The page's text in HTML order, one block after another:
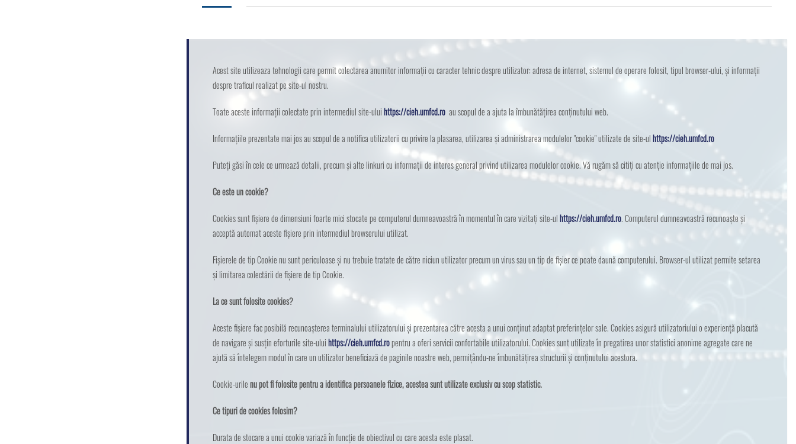
Acest site utilizeaza tehnologii care permit colectarea anumitor informații cu caracter tehnic despre utilizator: adresa de internet, sistemul de operare folosit, tipul browser-ului, și informații
despre traficul realizat pe site-ul nostru.
Toate aceste informații colectate prin intermediul site-uluihttps://cieh.umfcd.ro au scopul de a ajuta la îmbunătățirea conținutului web.
Informațiile prezentate mai jos au scopul de a notifica utilizatorii cu privire la plasarea, utilizarea și administrarea modulelor "cookie" utilizate de site-ulhttps://cieh.umfcd.ro
Puteți găsi în cele ce urmează detalii, precum și alte linkuri cu informații de interes general privind utilizarea modulelor cookie. Vă rugăm să citiți cu atenție informațiile de mai jos.
Ce este un cookie?
Cookies sunt fișiere de dimensiuni foarte mici stocate pe computerul dumneavoastră în momentul în care vizitați site-ulhttps://cieh.umfcd.ro. Computerul dumneavoastră recunoaște și
acceptă automat aceste fișiere prin intermediul browserului utilizat.
Fișierele de tip Cookie nu sunt periculoase și nu trebuie tratate de către niciun utilizator precum un virus sau un tip de fișier ce poate daună computerului. Browser-ul utilizat permite setarea
și limitarea colectării de fișiere de tip Cookie.
La ce sunt folosite cookies?
Aceste fișiere fac posibilă recunoașterea terminalului utilizatorului și prezentarea către acesta a unui conținut adaptat preferințelor sale. Cookies asigură utilizatoriului o experiență placută
de navigare și susțin eforturile site-uluihttps://cieh.umfcd.ropentru a oferi servicii confortabile utilizatorului. Cookies sunt utilizate în pregatirea unor statistici anonime agregate care ne
ajută să întelegem modul în care un utilizator beneficiază de paginile noastre web, permițându-ne îmbunătățirea structurii și conținutului acestora.
Cookie-urilenu pot fi folosite pentru a identifica persoanele fizice, acestea sunt utilizate exclusiv cu scop statistic.
Ce tipuri de cookies folosim?
Durata de stocare a unui cookie variază în funcție de obiectivul cu care acesta este plasat.